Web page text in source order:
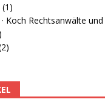
Koch Rechtsanwälte und